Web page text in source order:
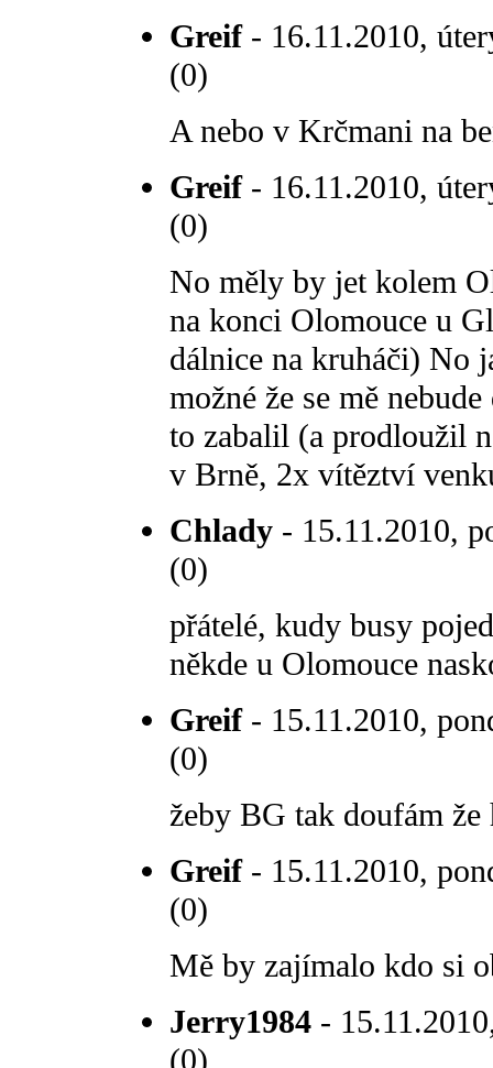
Greif- 16.11.2010,
(0)
A nebo v Krčmani na
Greif- 16.11.2010,
(0)
No měly by jet kolem
na konci Olomouce u
dálnice na kruháči) No
možné že se mě
to zabalil (a prodloužil
v Brně, 2x vítěztví
Chlady - 15.11.2010,
(0)
přátelé, kudy busy
někde u Olomouce
Greif- 15.11.2010,
(0)
žeby BG tak doufám
Greif- 15.11.2010,
(0)
Mě by zajímalo kdo si
Jerry1984 -
(0)